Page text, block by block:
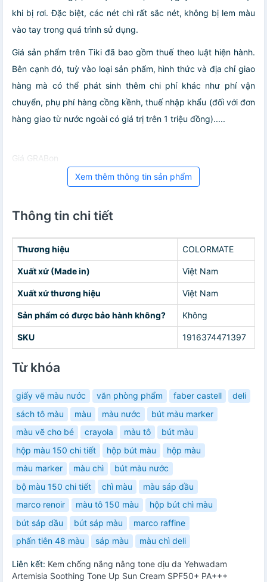
khi bị rơi. Đặc biệt, các nét chì rất sắc nét, không bị lem màu
vào tay trong quá trình sử dụng.
Giá sản phẩm trên Tiki đã bao gồm thuế theo luật hiện hành.
Bên cạnh đó, tuỳ vào loại sản phẩm, hình thức và địa chỉ giao
hàng mà có thể phát sinh thêm chi phí khác như phí vận
chuyển, phụ phí hàng cồng kềnh, thuế nhập khẩu (đối với đơn
hàng giao từ nước ngoài có giá trị trên 1 triệu đồng).....
Giá GRABon
Xem thêm thông tin sản phẩm
Thông tin chi tiết
Thương hiệu COLORMATE
Xuất xứ (Made in) Việt Nam
Xuất xứ thương hiệu Việt Nam
Sản phẩm có được bảo hành không? Không
SKU 1916374471397
Từ khóa
giấy vẽ màu nước văn phòng phẩm faber castell
deli
sách tô màu
màu màu nước
bút màu marker
màu vẽ cho bé
crayola màu tô
bút màu
hộp màu 150 chi tiết
hộp bút màu
hộp màu
màu marker
màu chì
bút màu nước
bộ màu 150 chi tiết
chì màu
màu sáp dầu
marco renoir
màu tô 150 màu
hộp bút chì màu
bút sáp dầu
bút sáp màu
marco raffine
phấn tiên 48 màu
sáp màu màu chì deli
Liên kết: Kem chống nắng nâng tone dịu da Yehwadam
Artemisia Soothing Tone Up Sun Cream SPF50+ PA+++